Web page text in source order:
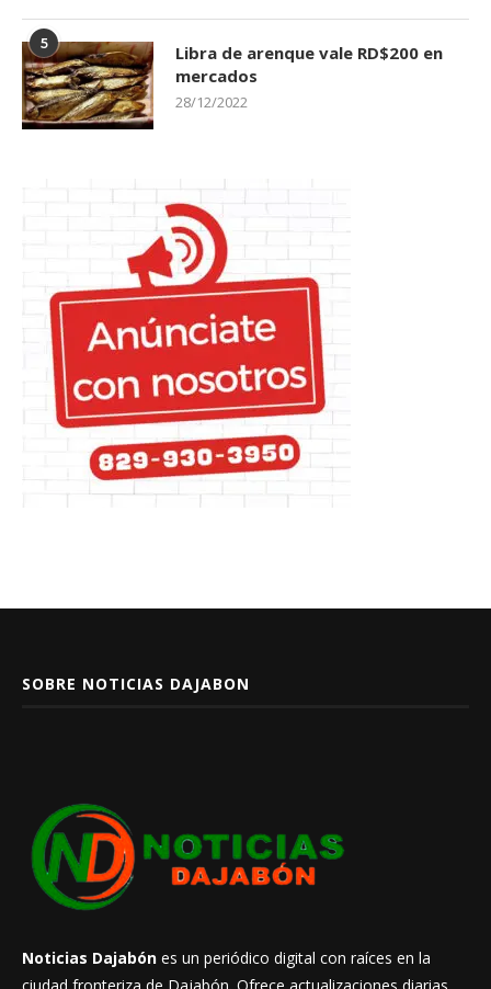
5
Libra de arenque vale RD$200 en
mercados
28/12/2022
SOBRE NOTICIAS DAJABON
Noticias Dajabón es un periódico digital con raíces en la